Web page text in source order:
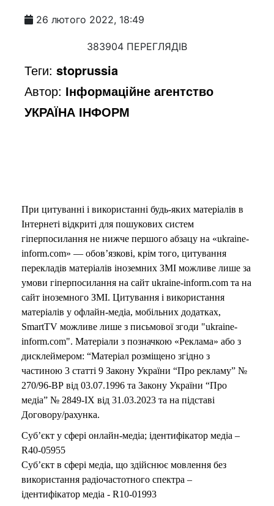
26 лютого 2022, 18:49
383904 ПЕРЕГЛЯДІВ
Теги:stoprussia
Автор: Інформаційне агентство
УКРАЇНА ІНФОРМ
При цитуванні і використанні будь-яких матеріалів в
Інтернеті відкриті для пошукових систем
гіперпосилання не нижче першого абзацу на «ukraine-
inform.com» — обов’язкові, крім того, цитування
перекладів матеріалів іноземних ЗМІ можливе лише за
умови гіперпосилання на сайт ukraine-inform.com та на
сайт іноземного ЗМІ. Цитування і використання
матеріалів у офлайн-медіа, мобільних додатках,
SmartTV можливе лише з письмової згоди "ukraine-
inform.com". Матеріали з позначкою «Реклама» або з
дисклеймером: “Матеріал розміщено згідно з
частиною 3 статті 9 Закону України “Про рекламу” №
270/96-ВР від 03.07.1996 та Закону України “Про
медіа” № 2849-IX від 31.03.2023 та на підставі
Договору/рахунка.
Суб’єкт у сфері онлайн-медіа; ідентифікатор медіа –
R40-05955
Суб’єкт в сфері медіа, що здійснює мовлення без
використання радіочастотного спектра –
ідентифікатор медіа - R10-01993